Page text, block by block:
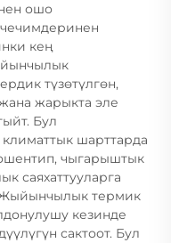
ошо
кең
түзөтүлгөн,
жарыкта эле
Бул
шарттарда
чыгарыштык
саяхаттууларга
Жыйынчылык термик
кезинде
сактоот. Бул